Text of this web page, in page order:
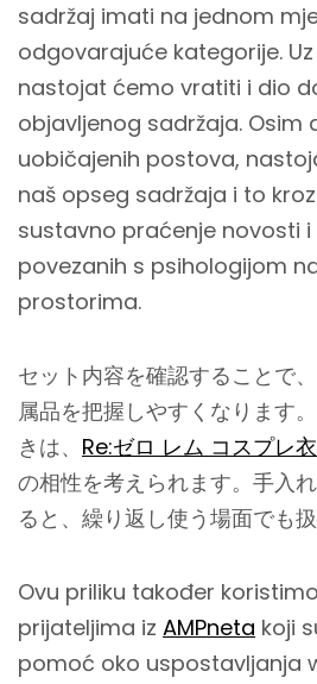
sadržaj imati na jednom
odgovarajuće kategorije.
nastojat ćemo vratiti i dio
objavljenog sadržaja. Osim
uobičajenih postova,
naš opseg sadržaja i to
sustavno praćenje novosti
povezanih s psihologijom
prostorima.
セット内容を確認することで
属品を把握しやすくなります
きは、 Re:ゼロ レム コスプレ
の相性を考えられます。手入
ると、繰り返し使う場面でも
Ovu priliku također
prijateljima iz AMPneta koji
pomoć oko uspostavljanja